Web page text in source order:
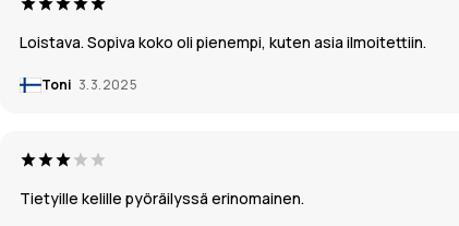
Loistava. Sopiva koko oli pienempi, kuten asia ilmoitettiin.
Toni 3.3.2025
Tietyille kelille pyöräilyssä erinomainen.